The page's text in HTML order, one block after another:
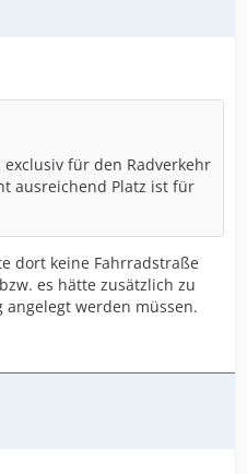
für den Radverkehr
ausreichend Platz ist für
dort keine Fahrradstraße
es hätte zusätzlich zu
werden müssen.